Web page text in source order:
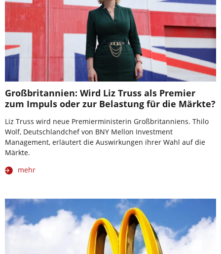
Großbritannien: Wird Liz Truss als Premier
zum Impuls oder zur Belastung für die Märkte?
Liz Truss wird neue Premierministerin Großbritanniens. Thilo
Wolf, Deutschlandchef von BNY Mellon Investment
Management, erläutert die Auswirkungen ihrer Wahl auf die
Märkte.
mehr